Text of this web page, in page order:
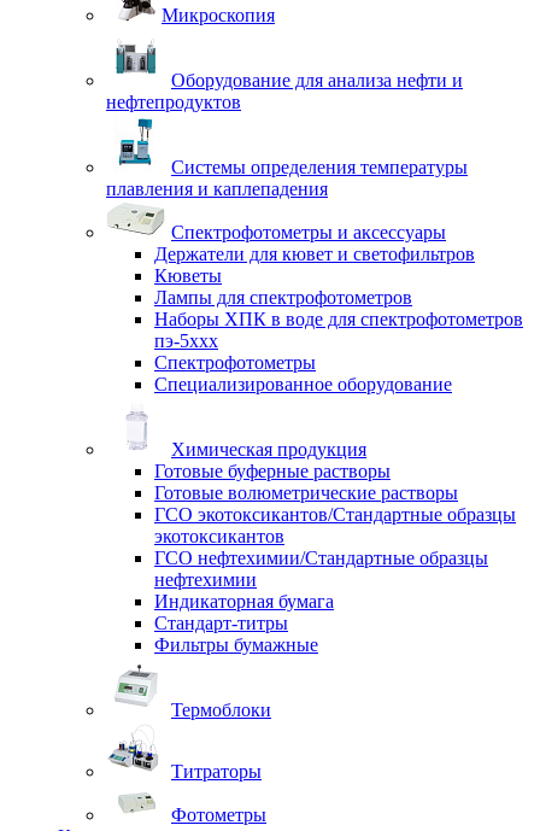
Микроскопия
Оборудование для анализа нефти и
нефтепродуктов
Системы определения температуры
плавления и каплепадения
Спектрофотометры и аксессуары
Держатели для кювет и светофильтров
Кюветы
Лампы для спектрофотометров
Наборы ХПК в воде для спектрофотометров
пэ-5ххх
Спектрофотометры
Специализированное оборудование
Химическая продукция
Готовые буферные растворы
Готовые волюметрические растворы
ГСО экотоксикантов/Стандартные образцы
экотоксикантов
ГСО нефтехимии/Стандартные образцы
нефтехимии
Индикаторная бумага
Стандарт-титры
Фильтры бумажные
Термоблоки
Титраторы
Фотометры